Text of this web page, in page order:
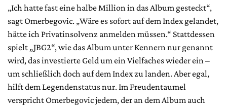
„Ich hatte fast eine halbe Million in das Album gesteckt“,
sagt Omerbegovic. „Wäre es sofort auf dem Index gelandet,
hätte ich Privatinsolvenz anmelden müssen.“ Stattdessen
spielt „JBG2“, wie das Album unter Kennern nur genannt
wird, das investierte Geld um ein Vielfaches wieder ein –
um schließlich doch auf dem Index zu landen. Aber egal,
hilft dem Legendenstatus nur. Im Freudentaumel
verspricht Omerbegovic jedem, der an dem Album auch